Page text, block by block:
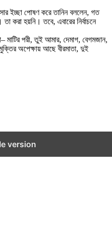
ইচ্ছা পোষণ করে তানিন বললেন, গত
করা হয়নি। তবে, এবারের নির্বাচনে
পরী, তুই আমার, দেমাগ, বেগমজান,
অপেক্ষায় আছে বীরমাতা, দুই
version